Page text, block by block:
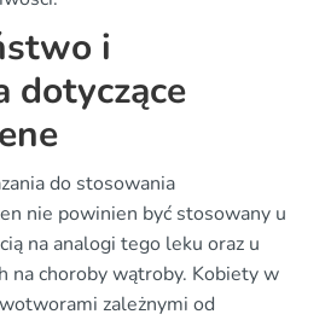
i
dotyczące
do stosowania
nie powinien być stosowany u
na analogi tego leku oraz u
na choroby wątroby. Kobiety w
zależnymi od